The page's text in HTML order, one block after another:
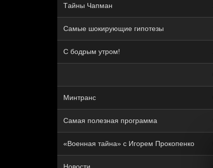
Тaйны Чапман
Самые шoкиpующие гипотезы
С бодрым утром!
Минтранс
Самая полезная программа
«Военная тайна» с Игорем Прокопенко